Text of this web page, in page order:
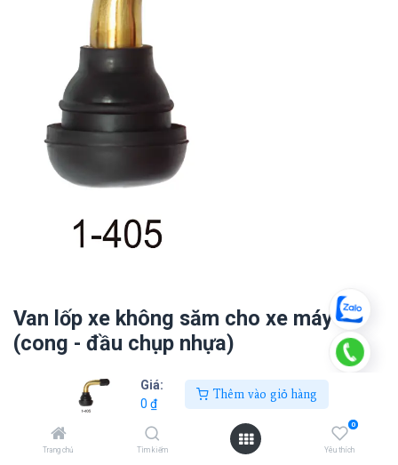
Giá:
0 ₫
Thêm vào giỏ hàng
Trang chủ Tìm kiếm
0
Yêu thích
Van lốp xe không săm cho xe máy
(cong - đầu chụp nhựa)
Thêm vào giỏ hàng